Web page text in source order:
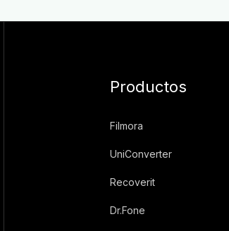
Productos
Filmora
UniConverter
Recoverit
Dr.Fone